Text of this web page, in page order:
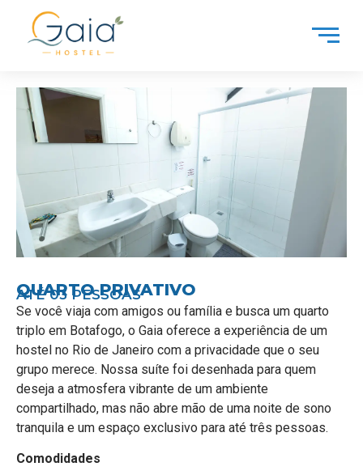
QUARTO PRIVATIVO
ATÉ 03 PESSOAS
Se você viaja com amigos ou família e busca um quarto
triplo em Botafogo, o Gaia oferece a experiência de um
hostel no Rio de Janeiro com a privacidade que o seu
grupo merece. Nossa suíte foi desenhada para quem
deseja a atmosfera vibrante de um ambiente
compartilhado, mas não abre mão de uma noite de sono
tranquila e um espaço exclusivo para até três pessoas.
Comodidades